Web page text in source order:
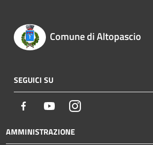
Comune di Altopascio
SEGUICI SU
Facebook YoutubeInstagram
AMMINISTRAZIONE